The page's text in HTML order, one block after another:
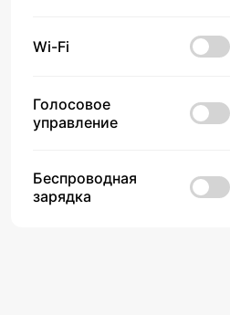
Wi-Fi
Голосовое
управление
Беспроводная
зарядка